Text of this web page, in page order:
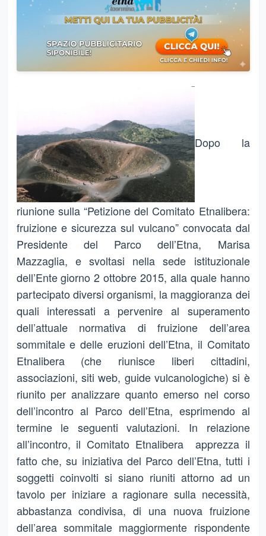
Dopo la
riunione sulla “Petizione del Comitato Etnalibera:
fruizione e sicurezza sul vulcano” convocata dal
Presidente del Parco dell’Etna, Marisa
Mazzaglia, e svoltasi nella sede istituzionale
dell’Ente giorno 2 ottobre 2015, alla quale hanno
partecipato diversi organismi, la maggioranza dei
quali interessati a pervenire al superamento
dell’attuale normativa di fruizione dell’area
sommitale e delle eruzioni dell’Etna, il Comitato
Etnalibera (che riunisce liberi cittadini,
associazioni, siti web, guide vulcanologiche) si è
riunito per analizzare quanto emerso nel corso
dell’incontro al Parco dell’Etna, esprimendo al
termine le seguenti valutazioni. In relazione
all’incontro, il Comitato Etnalibera apprezza il
fatto che, su iniziativa del Parco dell’Etna, tutti i
soggetti coinvolti si siano riuniti attorno ad un
tavolo per iniziare a ragionare sulla necessità,
abbastanza condivisa, di una nuova fruizione
dell’area sommitale maggiormente rispondente